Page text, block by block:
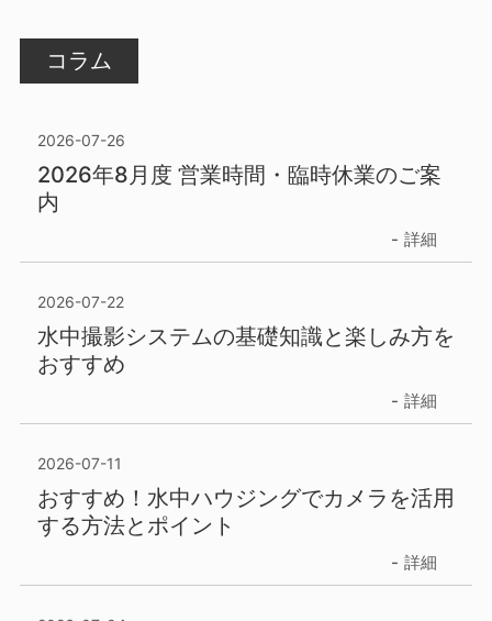
コラム
2026-07-26
2026年8月度 営業時間・臨時休業のご案
内
詳細
2026-07-22
水中撮影システムの基礎知識と楽しみ方を
おすすめ
詳細
2026-07-11
おすすめ！水中ハウジングでカメラを活用
する方法とポイント
詳細